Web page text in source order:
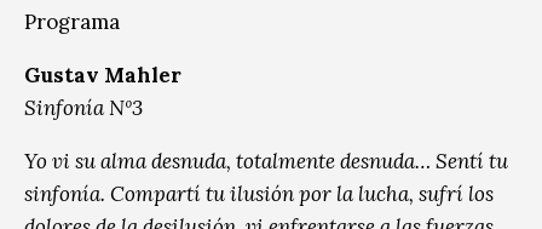
Programa
Gustav Mahler
Sinfonía Nº3
Yo vi su alma desnuda, totalmente desnuda… Sentí tu
sinfonía. Compartí tu ilusión por la lucha, sufrí los